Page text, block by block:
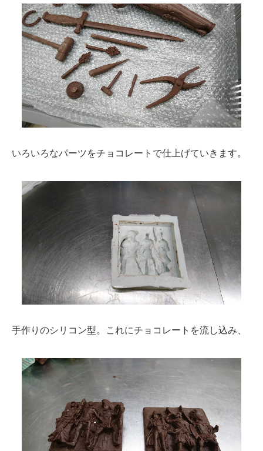
いろいろなパーツをチョコレートで仕上げていきます。
手作りのシリコン型。これにチョコレートを流し込み、